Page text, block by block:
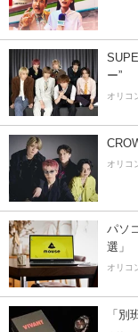
ー”
オリコ
オリコ
パソ
選」
オリコ
「